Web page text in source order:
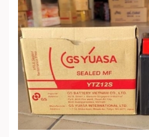
Cho vào giỏ